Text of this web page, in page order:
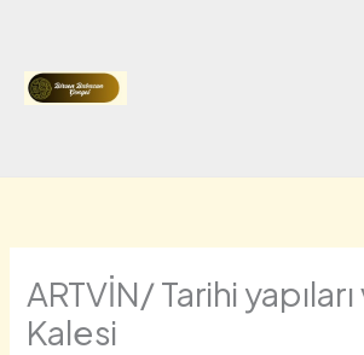
ARTVİN/ Tarihi
Kalesi